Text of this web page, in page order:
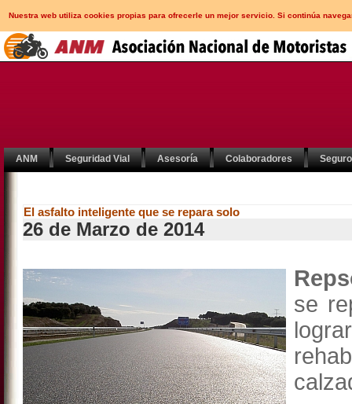
Nuestra web utiliza cookies propias para ofrecerle un mejor servicio. Si continúa
ANM Seguridad Vial Asesoría Colaboradores
El asfalto inteligente que se repara solo
26 de Marzo de 2014
se